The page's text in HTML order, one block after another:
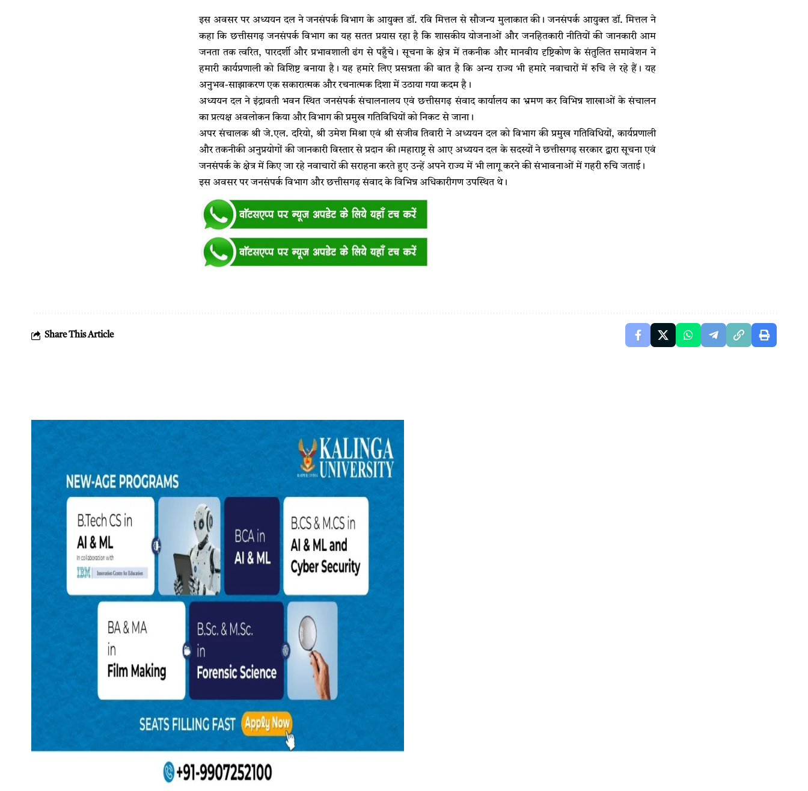
इस अवसर पर अध्ययन दल ने जनसंपर्क विभाग के आयुक्त डॉ. रवि मित्तल से सौजन्य मुलाकात की। जनसंपर्क आयुक्त डॉ. मित्तल ने
कहा कि छत्तीसगढ़ जनसंपर्क विभाग का यह सतत प्रयास रहा है कि शासकीय योजनाओं और जनहितकारी नीतियों की जानकारी आम
जनता तक त्वरित, पारदर्शी और प्रभावशाली ढंग से पहुँचे। सूचना के क्षेत्र में तकनीक और मानवीय दृष्टिकोण के संतुलित समावेशन ने
हमारी कार्यप्रणाली को विशिष्ट बनाया है। यह हमारे लिए प्रसन्नता की बात है कि अन्य राज्य भी हमारे नवाचारों में रुचि ले रहे हैं। यह
अनुभव-साझाकरण एक सकारात्मक और रचनात्मक दिशा में उठाया गया कदम है।
अध्ययन दल ने इंद्रावती भवन स्थित जनसंपर्क संचालनालय एवं छत्तीसगढ़ संवाद कार्यालय का भ्रमण कर विभिन्न शाखाओं के संचालन
का प्रत्यक्ष अवलोकन किया और विभाग की प्रमुख गतिविधियों को निकट से जाना।
अपर संचालक श्री जे.एल. दरियो, श्री उमेश मिश्रा एवं श्री संजीव तिवारी ने अध्ययन दल को विभाग की प्रमुख गतिविधियों, कार्यप्रणाली
और तकनीकी अनुप्रयोगों की जानकारी विस्तार से प्रदान की।महाराष्ट्र से आए अध्ययन दल के सदस्यों ने छत्तीसगढ़ सरकार द्वारा सूचना एवं
जनसंपर्क के क्षेत्र में किए जा रहे नवाचारों की सराहना करते हुए उन्हें अपने राज्य में भी लागू करने की संभावनाओं में गहरी रुचि जताई।
इस अवसर पर जनसंपर्क विभाग और छत्तीसगढ़ संवाद के विभिन्न अधिकारीगण उपस्थित थे।
Share This Article